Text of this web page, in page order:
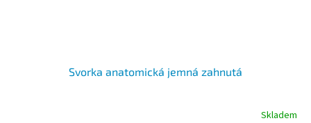
Svorka anatomická jemná zahnutá
Skladem